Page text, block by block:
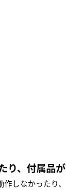
り、付属品
作しなかったり